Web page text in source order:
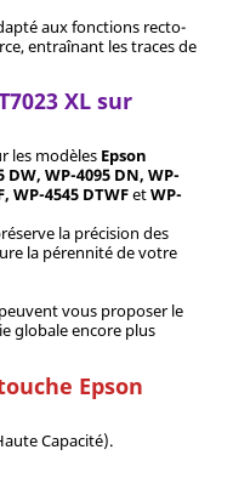
aux fonctions recto-
entraînant les traces de
XL sur
les modèles Epson
WP-4095 DN, WP-
WP-4545 DTWFetWP-
la précision des
la pérennité de votre
vous proposer le
globale encore plus
Epson
Capacité).